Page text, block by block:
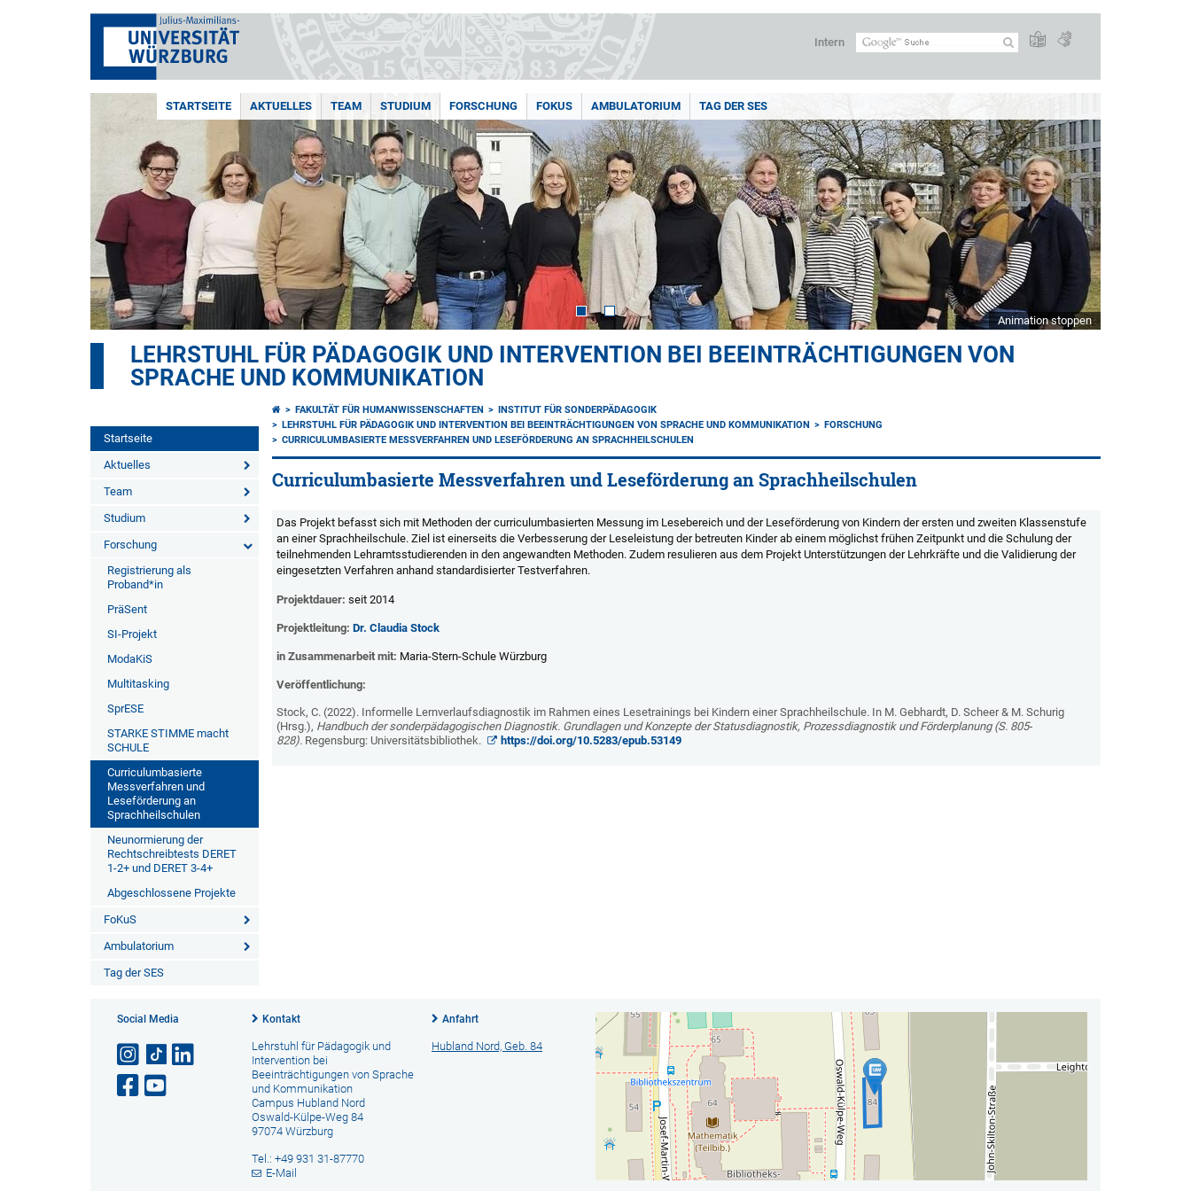
Intern
STARTSEITE AKTUELLES TEAM STUDIUM FORSCHUNG FOKUS AMBULATORIUM TAG DER SES
Animation stoppen
LEHRSTUHL FÜR PÄDAGOGIK UND INTERVENTION BEI BEEINTRÄCHTIGUNGEN VON
SPRACHE UND KOMMUNIKATION
Startseite
Aktuelles
Team
Studium
Forschung
Registrierung als
Proband*in
PräSent
SI-Projekt
ModaKiS
Multitasking
SprESE
STARKE STIMME macht
SCHULE
Curriculumbasierte
Messverfahren und
Leseförderung an
Sprachheilschulen
Neunormierung der
Rechtschreibtests DERET
1-2+ und DERET 3-4+
Abgeschlossene Projekte
FoKuS
Ambulatorium
Tag der SES
FAKULTÄT FÜR HUMANWISSENSCHAFTEN
INSTITUT FÜR SONDERPÄDAGOGIK
LEHRSTUHL FÜR PÄDAGOGIK UND INTERVENTION BEI BEEINTRÄCHTIGUNGEN VON SPRACHE UND KOMMUNIKATION
FORSCHUNG
CURRICULUMBASIERTE MESSVERFAHREN UND LESEFÖRDERUNG AN SPRACHHEILSCHULEN
Curriculumbasierte Messverfahren und Leseförderung an Sprachheilschulen
Das Projekt befasst sich mit Methoden der curriculumbasierten Messung im Lesebereich und der Leseförderung von Kindern der ersten und zweiten Klassenstufe
an einer Sprachheilschule. Ziel ist einerseits die Verbesserung der Leseleistung der betreuten Kinder ab einem möglichst frühen Zeitpunkt und die Schulung der
teilnehmenden Lehramtsstudierenden in den angewandten Methoden. Zudem resulieren aus dem Projekt Unterstützungen der Lehrkräfte und die Validierung der
eingesetzten Verfahren anhand standardisierter Testverfahren.
Projektdauer:seit 2014
Projektleitung:Dr. Claudia Stock
in Zusammenarbeit mit: Maria-Stern-Schule Würzburg
Veröffentlichung:
Stock, C. (2022). Informelle Lernverlaufsdiagnostik im Rahmen eines Lesetrainings bei Kindern einer Sprachheilschule. In M. Gebhardt, D. Scheer & M. Schurig
(Hrsg.), Handbuch der sonderpädagogischen Diagnostik. Grundlagen und Konzepte der Statusdiagnostik, Prozessdiagnostik und Förderplanung (S. 805‐
828). Regensburg: Universitätsbibliothek. https://doi.org/10.5283/epub.53149
Social Media Kontakt
Lehrstuhl für Pädagogik und
Intervention bei
Beeinträchtigungen von Sprache
und Kommunikation
Campus Hubland Nord
Oswald-Külpe-Weg 84
97074 Würzburg
Tel.: +49 931 31-87770
E-Mail
Anfahrt
Hubland Nord, Geb. 84